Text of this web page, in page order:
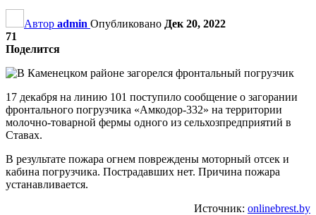
Автор admin Опубликовано Дек 20, 2022
71
Поделится
17 декабря на линию 101 поступило сообщение о загорании
фронтального погрузчика «Амкодор-332» на территории
молочно-товарной фермы одного из сельхозпредприятий в
Ставах.
В результате пожара огнем повреждены моторный отсек и
кабина погрузчика. Пострадавших нет. Причина пожара
устанавливается.
Источник: onlinebrest.by